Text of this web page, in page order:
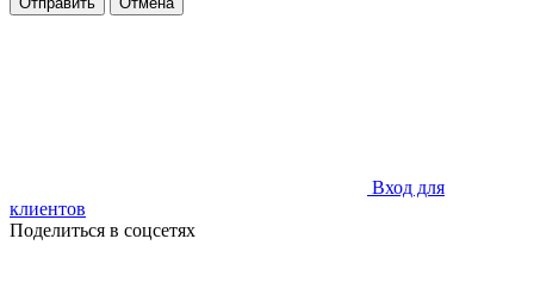
Вход для
клиентов
Поделиться в соцсетях